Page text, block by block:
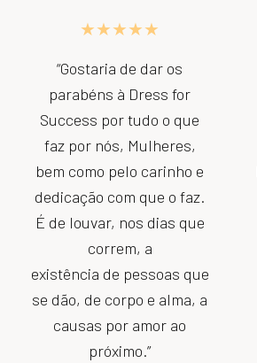
★★★★★
“Gostaria de dar os
parabéns à Dress for
Success por tudo o que
faz por nós, Mulheres,
bem como pelo carinho e
dedicação com que o faz.
É de louvar, nos dias que
correm, a
existência de pessoas que
se dão, de corpo e alma, a
causas por amor ao
próximo.”